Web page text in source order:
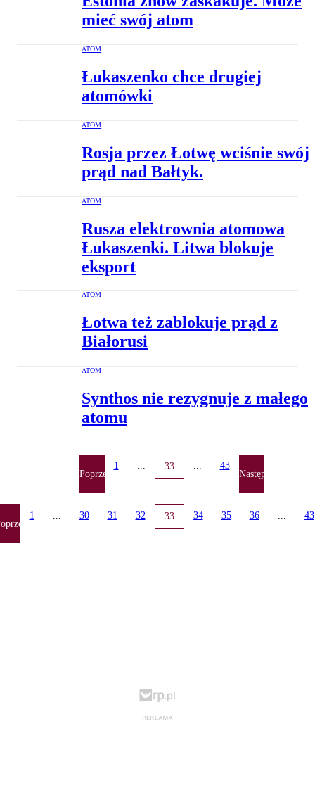
mieć swój atom
ATOM
Łukaszenko chce drugiej
atomówki
ATOM
Rosja przez Łotwę wciśnie swój
prąd nad Bałtyk.
ATOM
Rusza elektrownia atomowa
Łukaszenki. Litwa blokuje
eksport
ATOM
Łotwa też zablokuje prąd z
Białorusi
ATOM
Synthos nie rezygnuje z małego
atomu
Poprzednia
1 ... 33 ... 43
Następna
1 ... 30 31 32 33 34 35 36 ... 43